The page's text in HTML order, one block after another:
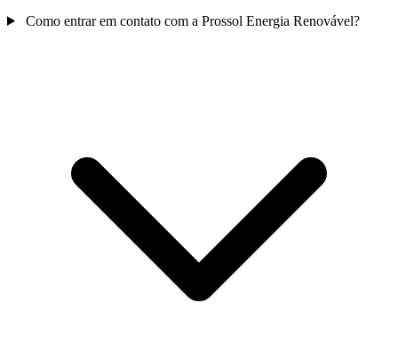
Como entrar em contato com a Prossol Energia Renovável?